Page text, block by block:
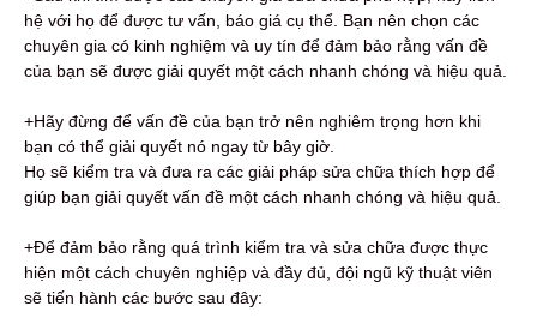
hệ với họ để được tư vấn, báo giá cụ thể. Bạn nên chọn các
chuyên gia có kinh nghiệm và uy tín để đảm bảo rằng vấn đề
của bạn sẽ được giải quyết một cách nhanh chóng và hiệu quả.
+Hãy đừng để vấn đề của bạn trở nên nghiêm trọng hơn khi
bạn có thể giải quyết nó ngay từ bây giờ.
Họ sẽ kiểm tra và đưa ra các giải pháp sửa chữa thích hợp để
giúp bạn giải quyết vấn đề một cách nhanh chóng và hiệu quả.
+Để đảm bảo rằng quá trình kiểm tra và sửa chữa được thực
hiện một cách chuyên nghiệp và đầy đủ, đội ngũ kỹ thuật viên
sẽ tiến hành các bước sau đây: